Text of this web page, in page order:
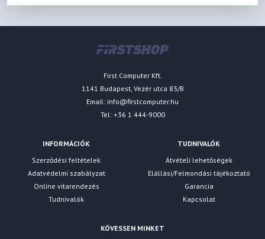
First Computer Kft.
1141 Budapest, Vezér utca 83/B
Email: info@firstcomputer.hu
Tel: +36 1 444-9000
INFORMÁCIÓK
Szerződési feltételek
Adatvédelmi szabályzat
Online vitarendezés
Tudnivalók
TUDNIVALÓK
Átvételi lehetőségek
Elállási/Felmondási tájékoztató
Garancia
Kapcsolat
KÖVESSEN MINKET